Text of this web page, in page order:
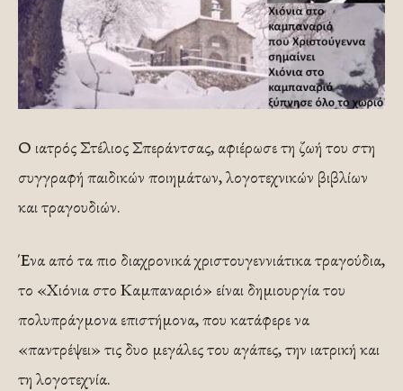
Ο ιατρός Στέλιος Σπεράντσας, αφιέρωσε τη ζωή του στη
συγγραφή παιδικών ποιημάτων, λογοτεχνικών βιβλίων
και τραγουδιών.
Ένα από τα πιο διαχρονικά χριστουγεννιάτικα τραγούδια,
το «Χιόνια στο Καμπαναριό» είναι δημιουργία του
πολυπράγμονα επιστήμονα, που κατάφερε να
«παντρέψει» τις δυο μεγάλες του αγάπες, την ιατρική και
τη λογοτεχνία.